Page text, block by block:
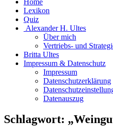
Lexikon
Quiz
Alexander H. Ultes
Über mich
Vertriebs- und
Britta Ultes
Impressum & Datenschutz
Impressum
Datenschutzerklärung
Datenauszug
Schlagwort: